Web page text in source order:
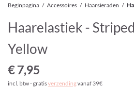
Beginpagina / Accessoires / Haarsieraden /
Haarelastiek - Striped
Yellow
€ 7,95
incl. btw - gratisverzendingvanaf 39€